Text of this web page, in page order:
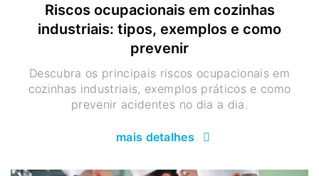
Riscos ocupacionais em cozinhas
industriais: tipos, exemplos e como
prevenir
Descubra os principais riscos ocupacionais em
cozinhas industriais, exemplos práticos e como
prevenir acidentes no dia a dia.
mais detalhes